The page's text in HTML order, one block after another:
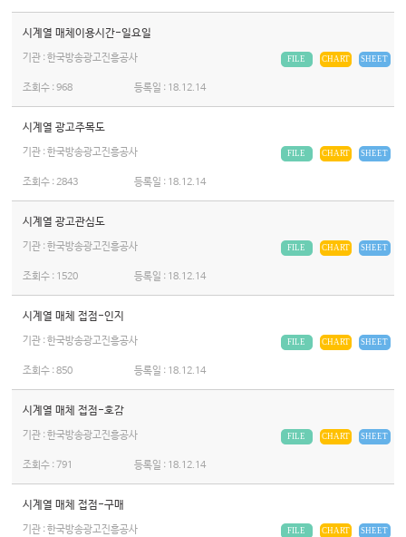
시계열 매체이용시간-일요일
기관 : 한국방송광고진흥공사 SHEET
CHART
FILE
조회수 :968 등록일 : 18.12.14
시계열 광고주목도
기관 : 한국방송광고진흥공사 SHEET
CHART
FILE
조회수 :2843 등록일 : 18.12.14
시계열 광고관심도
기관 : 한국방송광고진흥공사 SHEET
CHART
FILE
조회수 : 1520 등록일 : 18.12.14
시계열 매체 접점-인지
기관 : 한국방송광고진흥공사 SHEET
CHART
FILE
조회수 :850 등록일 : 18.12.14
시계열 매체 접점-호감
기관 : 한국방송광고진흥공사 SHEET
CHART
FILE
조회수 :791 등록일 : 18.12.14
시계열 매체 접점-구매
기관 : 한국방송광고진흥공사 SHEET
CHART
FILE